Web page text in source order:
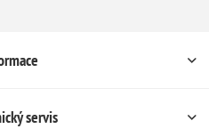
servis